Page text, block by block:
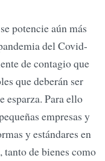
potencie aún más
del Covid-
de contagio que
que deberán ser
esparza. Para ello
empresas y
y estándares en
tanto de bienes como